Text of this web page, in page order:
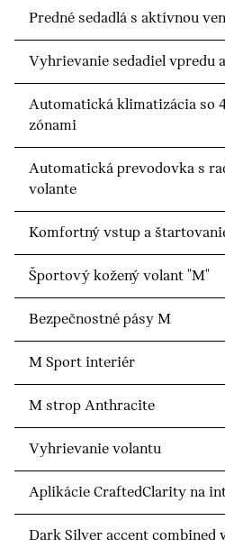
Predné sedadlá s aktívnou
Vyhrievanie sedadiel vpredu
Automatická klimatizácia so
zónami
Automatická prevodovka s
volante
Komfortný vstup a
Športový kožený volant "M"
Bezpečnostné pásy M
M Sport interiér
M strop Anthracite
Vyhrievanie volantu
Aplikácie CraftedClarity na
Dark Silver accent